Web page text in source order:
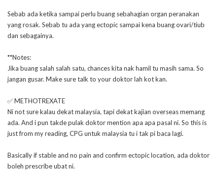
Sebab ada ketika sampai perlu buang sebahagian organ peranakan
yang rosak. Sebab tu ada yang ectopic sampai kena buang ovari/tiub
dan sebagainya.
**Notes:
Jika buang salah salah satu, chances kita nak hamil tu masih sama. So
jangan gusar. Make sure talk to your doktor lah kot kan.
✅ METHOTREXATE
Ni not sure kalau dekat malaysia, tapi dekat kajian overseas memang
ada. And i pun takde pulak doktor mention apa apa pasal ni. So this is
just from my reading, CPG untuk malaysia tu i tak pi baca lagi.
Basically if stable and no pain and confirm ectopic location, ada doktor
boleh prescribe ubat ni.